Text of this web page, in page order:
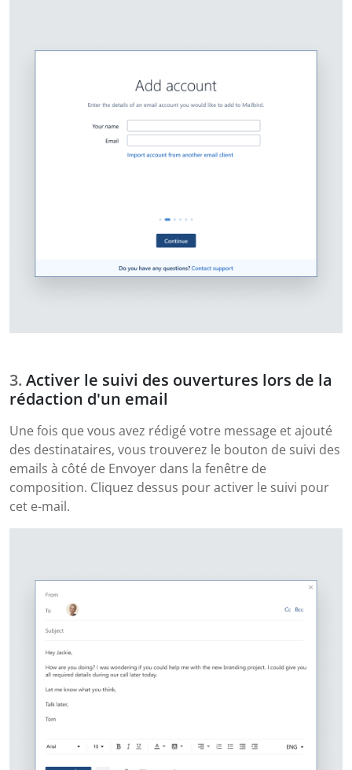
Activer le suivi des ouvertures lors de la
rédaction d'un email
Une fois que vous avez rédigé votre message et ajouté
des destinataires, vous trouverez le bouton de suivi des
emails à côté de Envoyer dans la fenêtre de
composition. Cliquez dessus pour activer le suivi pour
cet e-mail.